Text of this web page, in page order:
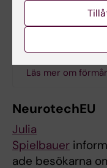
SSFN
Läs mer om
NeurotechEU
Julia
Spielbauer
ade besökarna